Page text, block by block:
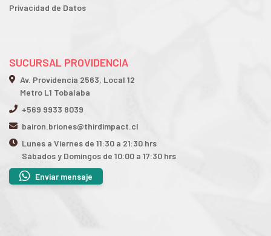
Privacidad de Datos
SUCURSAL PROVIDENCIA
Av. Providencia 2563, Local 12
Metro L1 Tobalaba
+569 9933 8039
bairon.briones@thirdimpact.cl
Lunes a Viernes de 11:30 a 21:30 hrs
Sábados y Domingos de 10:00 a 17:30 hrs
Enviar mensaje